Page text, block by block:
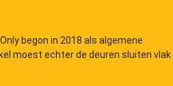
begon in 2018 als algemene
moest echter de deuren sluiten vlak